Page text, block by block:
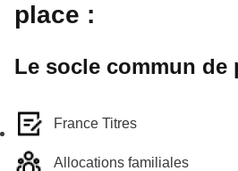
place :
Le socle commun de
France Titres
Allocations familiales